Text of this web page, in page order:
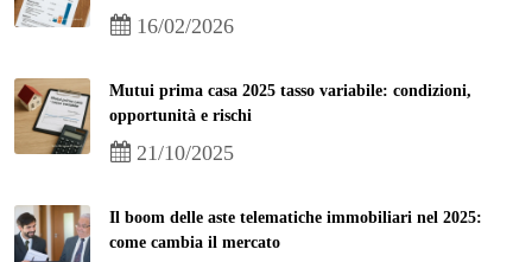
16/02/2026
Mutui prima casa 2025 tasso variabile: condizioni,
opportunità e rischi
21/10/2025
Il boom delle aste telematiche immobiliari nel 2025:
come cambia il mercato